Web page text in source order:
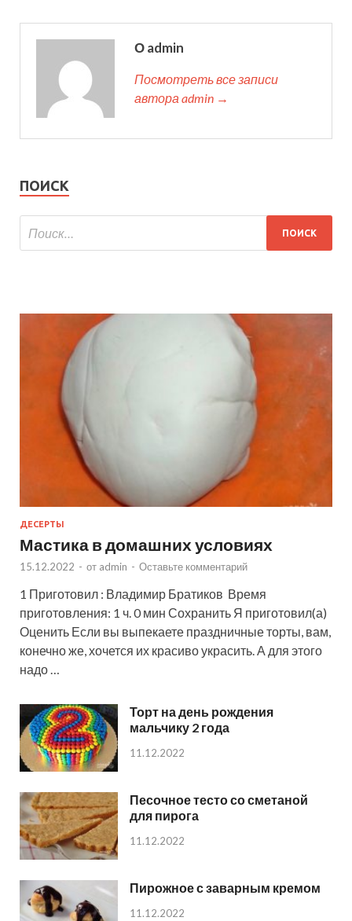
О admin
Посмотреть все записи
автора admin →
ПОИСК
ДЕСЕРТЫ
Мастика в домашних условиях
15.12.2022 - от admin - Оставьте комментарий
1 Приготовил : Владимир Братиков Время
приготовления: 1 ч. 0 мин Сохранить Я приготовил(а)
Оценить Если вы выпекаете праздничные торты, вам,
конечно же, хочется их красиво украсить. А для этого
надо …
Торт на день рождения
мальчику 2 года
11.12.2022
Песочное тесто со сметаной
для пирога
11.12.2022
Пирожное с заварным кремом
11.12.2022